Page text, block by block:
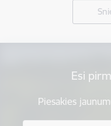
Esi
Piesakies